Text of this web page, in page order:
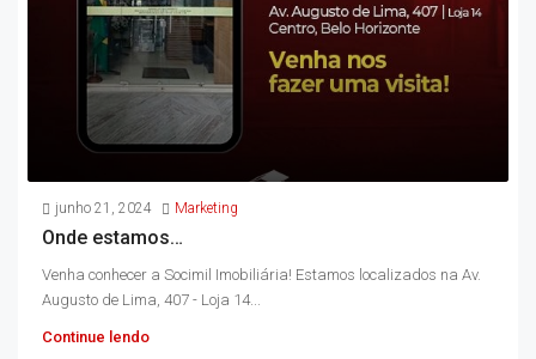
junho 21, 2024 Marketing
Onde estamos…
Venha conhecer a Socimil Imobiliária! Estamos localizados na Av.
Augusto de Lima, 407 - Loja 14...
Continue lendo